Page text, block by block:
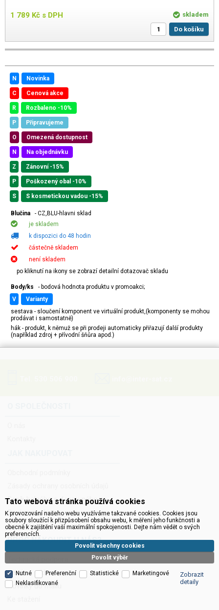
1 789 Kč s DPH
skladem
Do košíku
N Novinka
C Cenová akce
R Rozbaleno -10%
P Připravujeme
O Omezená dostupnost
N Na objednávku
Z Zánovní -15%
P Poškozený obal -10%
S S kosmetickou vadou -15%
Blučina
- CZ,BLU-hlavni sklad
je skladem
k dispozici do 48 hodin
částečně skladem
není skladem
po kliknutí na ikony se zobrazí detailní dotazovač skladu
Body/ks
- bodová hodnota produktu v promoakci;
v
varianty
sestava - sloučení komponent ve virtuální produkt,(komponenty se mohou
prodávat i samostatně)
hák - produkt, k němuž se při prodeji automaticky přiřazují další produkty
(například zdroj + přívodní šňůra apod.)
Ceník balného a dopravného
Správa cookies
Reklamace, servis a vrácení
PROČ NAKOUPIT U NÁS?
Servis a reklamace
Novinky do mailu
Tato webová stránka používá cookies
K provozování našeho webu využíváme takzvané cookies. Cookies jsou
soubory sloužící k přizpůsobení obsahu webu, k měření jeho funkčnosti a
obecně k zajištění vaší maximální spokojenosti. Dejte nám vědět o svých
preferencích.
Povolit výběr
Povolit všechny cookies
Nutné Preferenční Statistické
Marketingové
Neklasifikované
Zobrazit
detaily